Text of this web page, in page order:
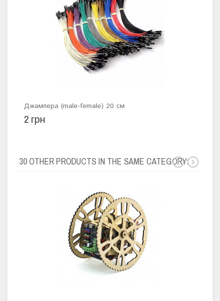
Джампера (male-female) 20 см
2 грн
30 OTHER PRODUCTS IN THE SAME CATEGORY: